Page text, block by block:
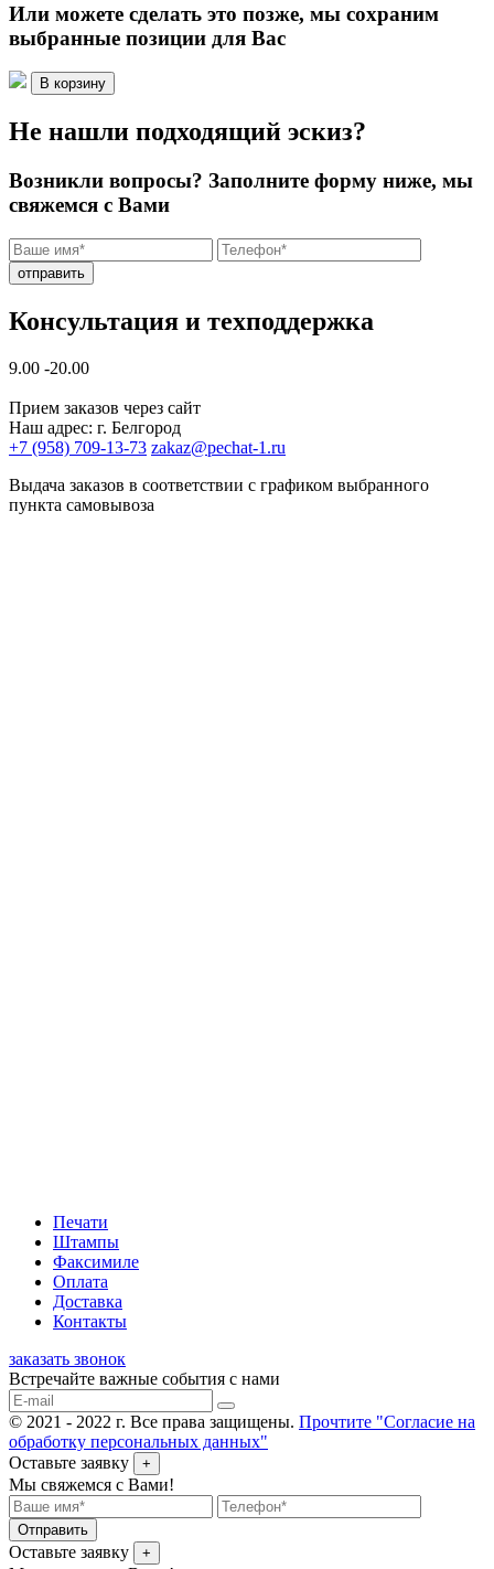
Или можете сделать это позже, мы сохраним
выбранные позиции для Вас
В корзину
Не нашли подходящий эскиз?
Возникли вопросы? Заполните форму ниже, мы
свяжемся с Вами
отправить
Консультация и техподдержка
9.00 -20.00
Прием заказов через сайт
Наш адрес: г. Белгород
+7 (958) 709-13-73 zakaz@pechat-1.ru
Выдача заказов в соответствии с графиком выбранного
пункта самовывоза
Печати
Штампы
Факсимиле
Оплата
Доставка
Контакты
заказать звонок
Встречайте важные события с нами
© 2021 - 2022 г. Все права защищены. Прочтите "Согласие на
обработку персональных данных"
Оставьте заявку
+
Мы свяжемся с Вами!
Отправить
Оставьте заявку +